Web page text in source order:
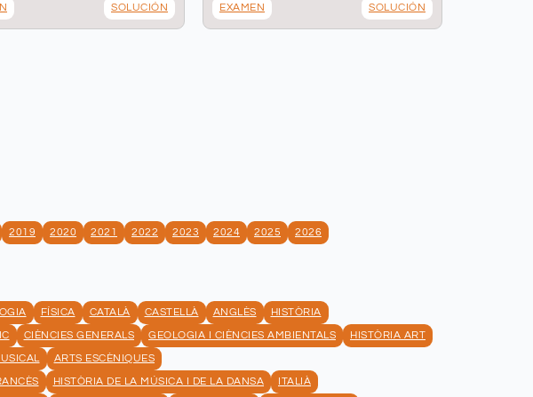
SOLUCIÓN EXAMEN SOLUCIÓN
2019 2020 2021 2022 2023 2024 2025 2026
FÍSICA CATALÀ CASTELLÀ ANGLÈS
HISTÒRIA
CIÈNCIES GENERALS GEOLOGIA I CIÈNCIES AMBIENTALS
HISTÒRIA ART
ARTS ESCÈNIQUES
HISTÒRIA DE LA MÚSICA I DE LA DANSA
ITALIÀ